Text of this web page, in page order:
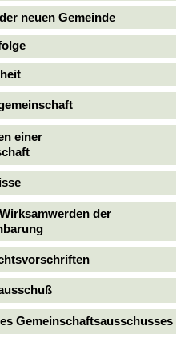
neuen Gemeinde
einer
der
Gemeinschaftsausschusses